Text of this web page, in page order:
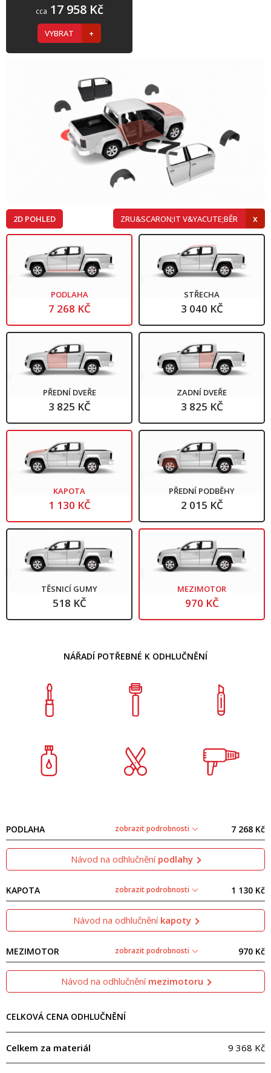
cca 17 958 Kč
VYBRAT
ZRU&SCARON;IT V&YACUTE;BĚR
2D POHLED
PODLAHA
7 268 KČ
STŘECHA
3 040 KČ
PŘEDNÍ DVEŘE
3 825 KČ
ZADNÍ DVEŘE
3 825 KČ
KAPOTA
1 130 KČ
PŘEDNÍ PODBĚHY
2 015 KČ
TĚSNICÍ GUMY
518 KČ
MEZIMOTOR
970 KČ
NÁŘADÍ POTŘEBNÉ K ODHLUČNĚNÍ
PODLAHA zobrazit podrobnosti 7 268 Kč
Návod na odhlučnění podlahy
KAPOTA zobrazit podrobnosti 1 130 Kč
Návod na odhlučnění kapoty
MEZIMOTOR zobrazit podrobnosti 970 Kč
Návod na odhlučnění mezimotoru
CELKOVÁ CENA ODHLUČNĚNÍ
Celkem za materiál 9 368 Kč